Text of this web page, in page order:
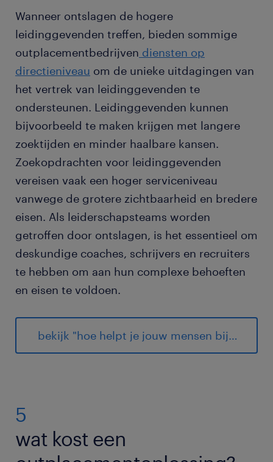
Wanneer ontslagen de hogere
leidinggevenden treffen, bieden sommige
outplacementbedrijven diensten op
directieniveau om de unieke uitdagingen van
het vertrek van leidinggevenden te
ondersteunen. Leidinggevenden kunnen
bijvoorbeeld te maken krijgen met langere
zoektijden en minder haalbare kansen.
Zoekopdrachten voor leidinggevenden
vereisen vaak een hoger serviceniveau
vanwege de grotere zichtbaarheid en bredere
eisen. Als leiderschapsteams worden
getroffen door ontslagen, is het essentieel om
deskundige coaches, schrijvers en recruiters
te hebben om aan hun complexe behoeften
en eisen te voldoen.
bekijk "hoe helpt je jouw mensen bij overgangen".
5
wat kost een